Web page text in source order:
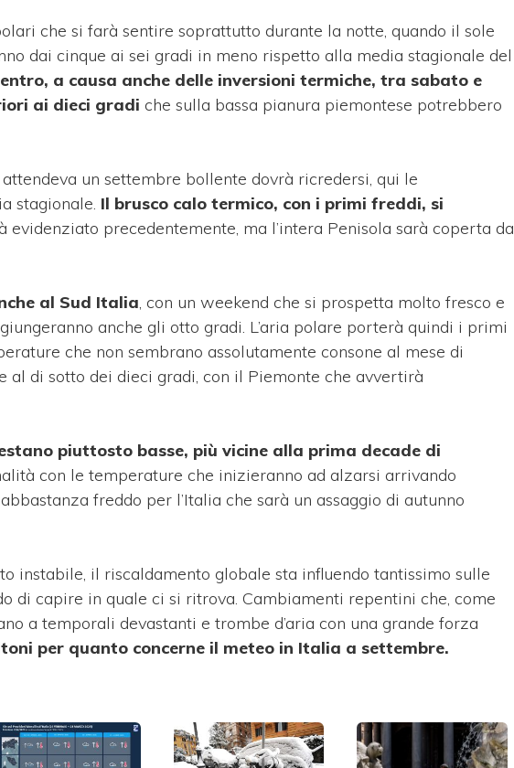
che si farà sentire soprattutto durante la notte, quando il sole
dai cinque ai sei gradi in meno rispetto alla media stagionale del
a causa anche delle inversioni termiche, tra sabato e
ai dieci gradi che sulla bassa pianura piemontese potrebbero
un settembre bollente dovrà ricredersi, qui le
stagionale. Il brusco calo termico, con i primi freddi, si
evidenziato precedentemente, ma l’intera Penisola sarà coperta da
al Sud Italia , con un weekend che si prospetta molto fresco e
anche gli otto gradi. L’aria polare porterà quindi i primi
che non sembrano assolutamente consone al mese di
al di sotto dei dieci gradi, con il Piemonte che avvertirà
piuttosto basse, più vicine alla prima decade di
con le temperature che inizieranno ad alzarsi arrivando
freddo per l’Italia che sarà un assaggio di autunno
instabile, il riscaldamento globale sta influendo tantissimo sulle
di capire in quale ci si ritrova. Cambiamenti repentini che, come
a temporali devastanti e trombe d’aria con una grande forza
per quanto concerne il meteo in Italia a settembre.